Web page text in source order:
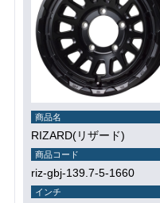
商品名
RIZARD(リザード)
商品コード
riz-gbj-139.7-5-1660
インチ